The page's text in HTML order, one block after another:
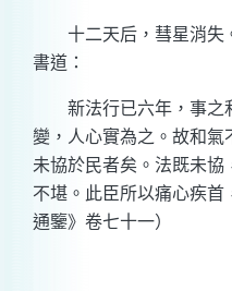
十二天后，彗星消失
書道：
新法行已六年，事之
變，人心實為之。故和氣
未協於民者矣。法既未
不堪。此臣所以痛心疾首
通鑒》卷七十一）